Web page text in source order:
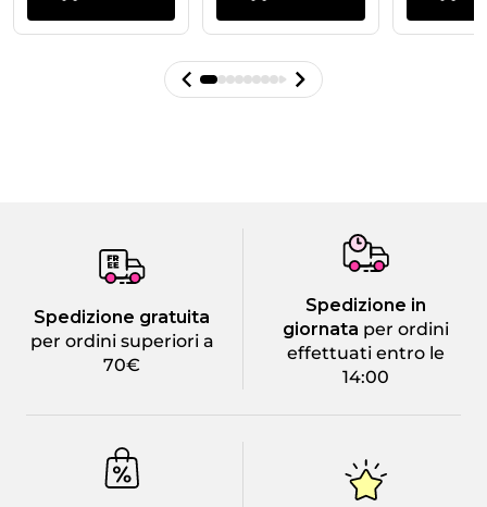
Spedizione gratuita
per ordini superiori a
70€
Spedizione in
giornata per ordini
effettuati entro le
14:00